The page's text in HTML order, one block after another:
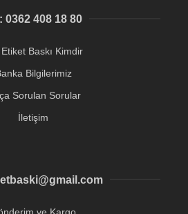
0362 408 18 80
Baskı Kimdir
Bilgilerimiz
Sorulan Sorular
İletişim
ve Kargo